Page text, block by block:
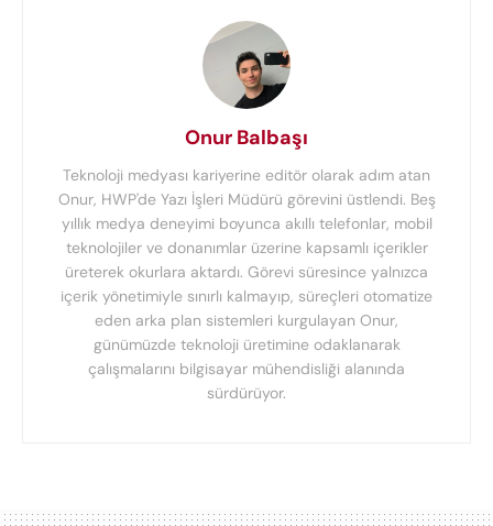
Onur Balbaşı
Teknoloji medyası kariyerine editör olarak adım atan
Onur, HWP'de Yazı İşleri Müdürü görevini üstlendi. Beş
yıllık medya deneyimi boyunca akıllı telefonlar, mobil
teknolojiler ve donanımlar üzerine kapsamlı içerikler
üreterek okurlara aktardı. Görevi süresince yalnızca
içerik yönetimiyle sınırlı kalmayıp, süreçleri otomatize
eden arka plan sistemleri kurgulayan Onur,
günümüzde teknoloji üretimine odaklanarak
çalışmalarını bilgisayar mühendisliği alanında
sürdürüyor.